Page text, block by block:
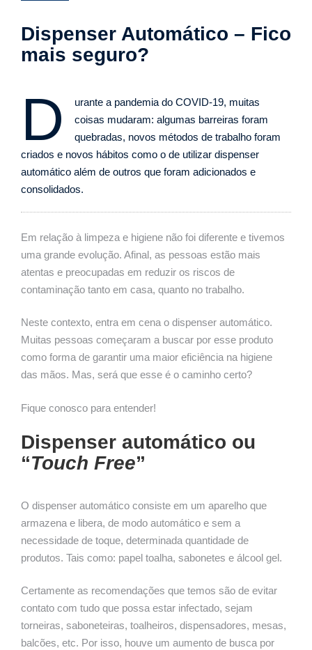
Dispenser Automático – Fico
mais seguro?
D
urante a pandemia do COVID-19, muitas
coisas mudaram: algumas barreiras foram
quebradas, novos métodos de trabalho foram
criados e novos hábitos como o de utilizar dispenser
automático além de outros que foram adicionados e
consolidados.
Em relação à limpeza e higiene não foi diferente e tivemos
uma grande evolução. Afinal, as pessoas estão mais
atentas e preocupadas em reduzir os riscos de
contaminação tanto em casa, quanto no trabalho.
Neste contexto, entra em cena o dispenser automático.
Muitas pessoas começaram a buscar por esse produto
como forma de garantir uma maior eficiência na higiene
das mãos. Mas, será que esse é o caminho certo?
Fique conosco para entender!
Dispenser automático ou
“Touch Free”
O dispenser automático consiste em um aparelho que
armazena e libera, de modo automático e sem a
necessidade de toque, determinada quantidade de
produtos. Tais como: papel toalha, sabonetes e álcool gel.
Certamente as recomendações que temos são de evitar
contato com tudo que possa estar infectado, sejam
torneiras, saboneteiras, toalheiros, dispensadores, mesas,
balcões, etc. Por isso, houve um aumento de busca por